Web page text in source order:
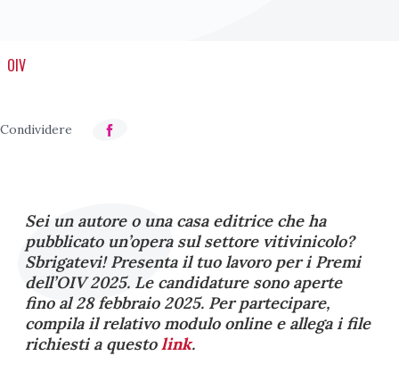
OIV
Sei un autore o una casa editrice che ha
pubblicato un’opera sul settore vitivinicolo?
Sbrigatevi! Presenta il tuo lavoro per i Premi
dell’OIV 2025. Le candidature sono aperte
fino al 28 febbraio 2025. Per partecipare,
compila il relativo modulo online e allega i file
richiesti a questolink.